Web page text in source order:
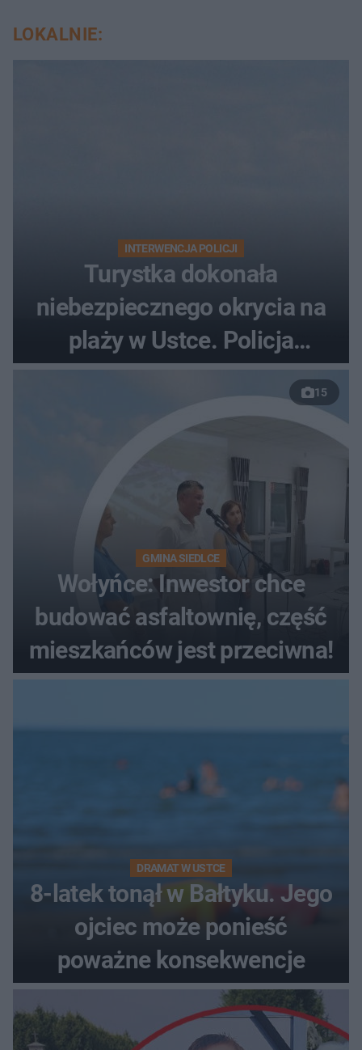
LOKALNIE:
INTERWENCJA POLICJI
Turystka dokonała
niebezpiecznego okrycia na
plaży w Ustce. Policja
musiała zamknąć odcinek
15
GMINA SIEDLCE
Wołyńce: Inwestor chce
budować asfaltownię, część
mieszkańców jest przeciwna!
DRAMAT W USTCE
8-latek tonął w Bałtyku. Jego
ojciec może ponieść
poważne konsekwencje